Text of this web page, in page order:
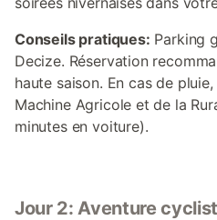
Conseils pratiques: Parking
Decize. Réservation
haute saison. En cas de
Machine Agricole et de la
minutes en voiture).
Jour 2: Aventure